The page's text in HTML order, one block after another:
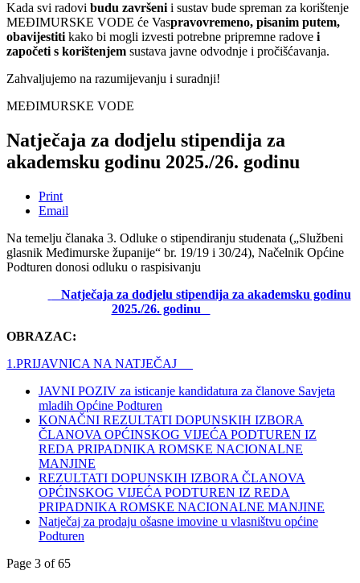
Kada svi radovi budu završeni i sustav bude spreman za korištenje
MEĐIMURSKE VODE će Vaspravovremeno, pisanim putem,
obavijestiti kako bi mogli izvesti potrebne pripremne radove i
započeti s korištenjem sustava javne odvodnje i pročišćavanja.
Zahvaljujemo na razumijevanju i suradnji!
MEĐIMURSKE VODE
Natječaja za dodjelu stipendija za
akademsku godinu 2025./26. godinu
Print
Email
Na temelju članaka 3. Odluke o stipendiranju studenata („Službeni
glasnik Međimurske županije“ br. 19/19 i 30/24), Načelnik Općine
Podturen donosi odluku o raspisivanju
Natječaja za dodjelu stipendija za akademsku godinu
2025./26. godinu
OBRAZAC:
1.PRIJAVNICA NA NATJEČAJ
JAVNI POZIV za isticanje kandidatura za članove Savjeta
mladih Općine Podturen
KONAČNI REZULTATI DOPUNSKIH IZBORA
ČLANOVA OPĆINSKOG VIJEĆA PODTUREN IZ
REDA PRIPADNIKA ROMSKE NACIONALNE
MANJINE
REZULTATI DOPUNSKIH IZBORA ČLANOVA
OPĆINSKOG VIJEĆA PODTUREN IZ REDA
PRIPADNIKA ROMSKE NACIONALNE MANJINE
Natječaj za prodaju ošasne imovine u vlasništvu općine
Podturen
Page 3 of 65